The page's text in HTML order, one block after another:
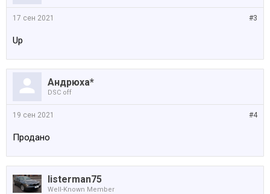
#3
17 сен 2021
Up
Андрюха*
DSC off
#4
19 сен 2021
Продано
listerman75
Well-Known Member